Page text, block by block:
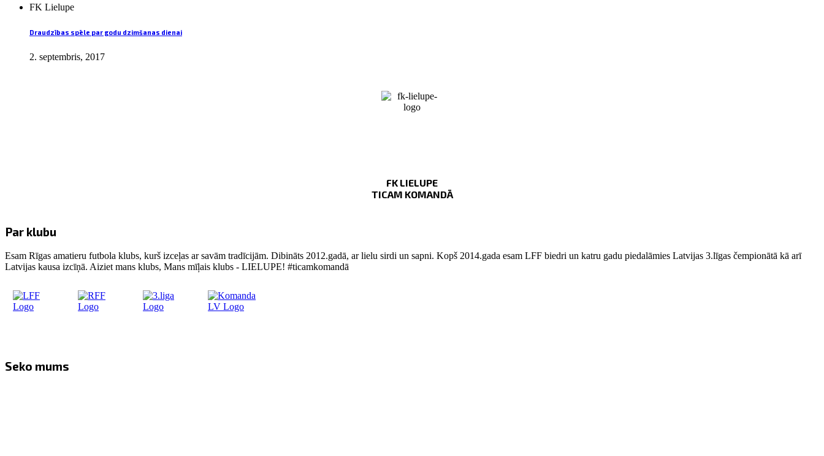
FK Lielupe
Draudzības spēle par godu dzimšanas dienai
2. septembris, 2017
FK LIELUPE
TICAM KOMANDĀ
Par klubu
Esam Rīgas amatieru futbola klubs, kurš izceļas ar savām tradīcijām. Dibināts 2012.gadā, ar lielu sirdi un sapni. Kopš 2014.gada esam LFF biedri un katru gadu piedalāmies Latvijas 3.līgas čempionātā kā arī
Latvijas kausa izcīņā. Aiziet mans klubs, Mans mīļais klubs - LIELUPE! #ticamkomandā
Seko mums